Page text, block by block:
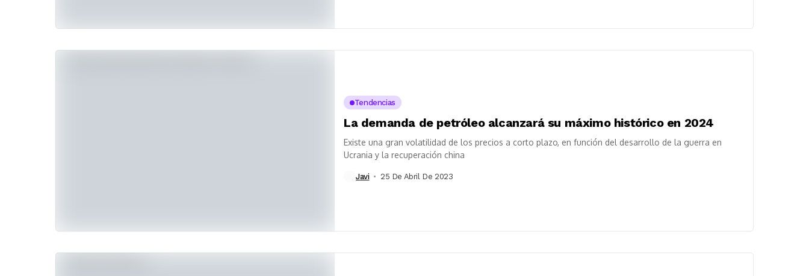
Tendencias
La demanda de petróleo alcanzará su máximo histórico en 2024
Existe una gran volatilidad de los precios a corto plazo, en función del desarrollo de la guerra en
Ucrania y la recuperación china
Javi 25 De Abril De 2023